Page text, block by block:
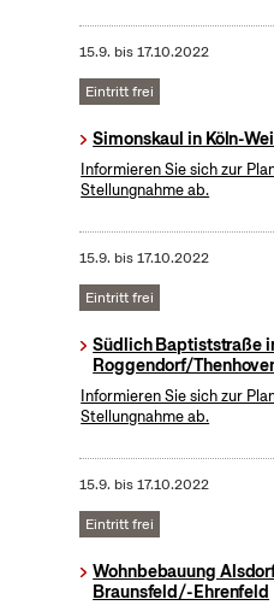
15.9. bis17.10.2022
Eintritt frei
Simonskaul in Köln-
Informieren Sie sich zur
Stellungnahme ab.
15.9. bis17.10.2022
Eintritt frei
Südlich Baptiststraße
Roggendorf/
Informieren Sie sich zur
Stellungnahme ab.
15.9. bis17.10.2022
Eintritt frei
Wohnbebauung
Braunsfeld/-Ehrenfeld